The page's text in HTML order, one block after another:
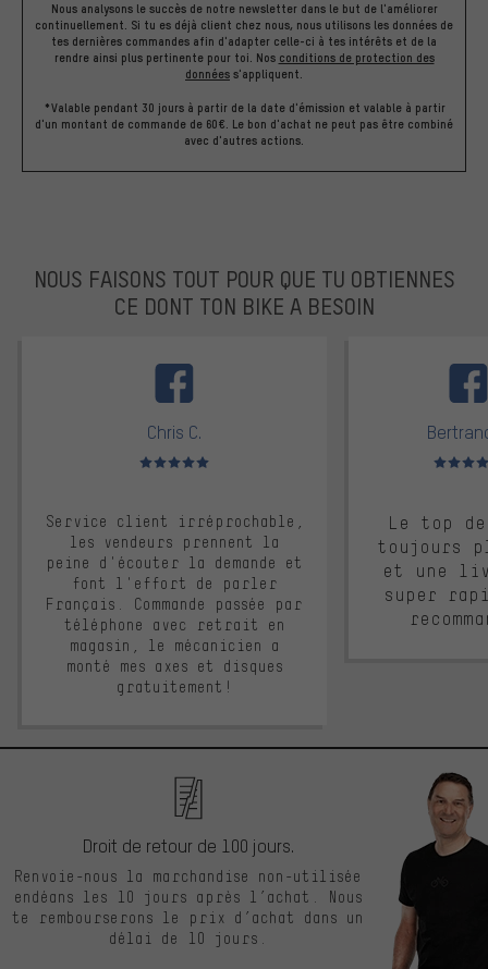
Nous analysons le succès de notre newsletter dans le but de l'améliorer
continuellement. Si tu es déjà client chez nous, nous utilisons les données de
tes dernières commandes afin d'adapter celle-ci à tes intérêts et de la
rendre ainsi plus pertinente pour toi. Nos conditions de protection des
données s'appliquent.
*Valable pendant 30 jours à partir de la date d'émission et valable à partir
d'un montant de commande de 60€. Le bon d'achat ne peut pas être combiné
avec d'autres actions.
NOUS FAISONS TOUT POUR QUE TU OBTIENNES
CE DONT TON BIKE A BESOIN
Chris C.
Note moyenne : 5 sur 5
Service client irréprochable,
les vendeurs prennent la
peine d'écouter la demande et
font l'effort de parler
Français. Commande passée par
téléphone avec retrait en
magasin, le mécanicien a
monté mes axes et disques
gratuitement!
Note
Le top
toujours
et une
super
Droit de retour de 100 jours.
Renvoie-nous la marchandise non-utilisée
endéans les 10 jours après l’achat. Nous
te rembourserons le prix d’achat dans un
délai de 10 jours.